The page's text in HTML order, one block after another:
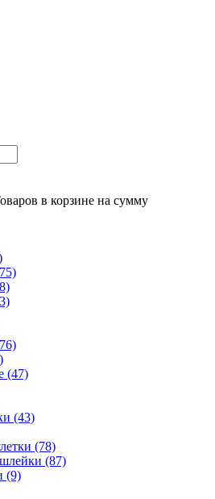
в корзине на сумму
(47)
(43)
(78)
(87)
(9)